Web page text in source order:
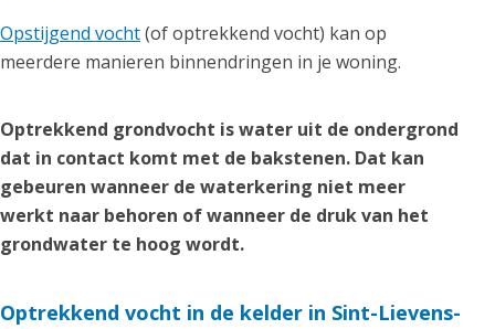
Opstijgend vocht(of optrekkend vocht) kan op
meerdere manieren binnendringen in je woning.
Optrekkend grondvocht is water uit de ondergrond
dat in contact komt met de bakstenen. Dat kan
gebeuren wanneer de waterkering niet meer
werkt naar behoren of wanneer de druk van het
grondwater te hoog wordt.
Optrekkend vocht in de kelder in Sint-Lievens-